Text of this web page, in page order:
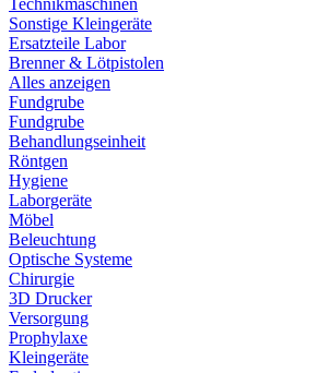
Technikmaschinen
Sonstige Kleingeräte
Ersatzteile Labor
Brenner & Lötpistolen
Alles anzeigen
Fundgrube
Fundgrube
Behandlungseinheit
Röntgen
Hygiene
Laborgeräte
Möbel
Beleuchtung
Optische Systeme
Chirurgie
3D Drucker
Versorgung
Prophylaxe
Kleingeräte